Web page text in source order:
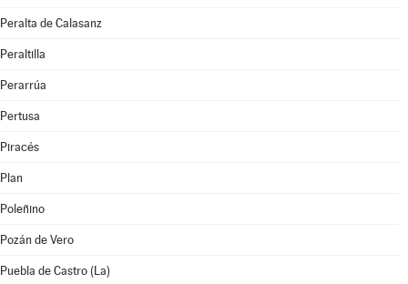
Peralta de Calasanz
Peraltilla
Perarrúa
Pertusa
Piracés
Plan
Poleñino
Pozán de Vero
Puebla de Castro (La)